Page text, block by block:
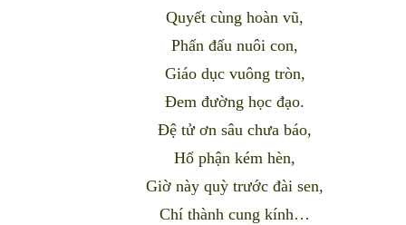
Quyết cùng hoàn vũ,
Phấn đấu nuôi con,
Giáo dục vuông tròn,
Ðem đường học đạo.
Ðệ tử ơn sâu chưa báo,
Hổ phận kém hèn,
Giờ này quỳ trước đài sen,
Chí thành cung kính…